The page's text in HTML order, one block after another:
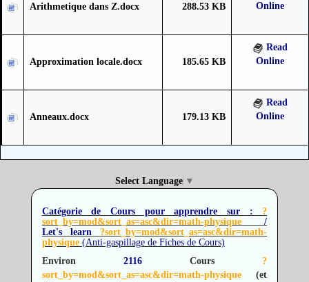
Arithmetique dans Z.docx 288.53 KB
Online
Approximation locale.docx 185.65 KB
Read
Online
Anneaux.docx 179.13 KB
Read
Online
Select Language ▼
Catégorie de Cours pour apprendre sur :?
sort_by=mod&sort_as=asc&dir=math-physique/
Let's learn?sort_by=mod&sort_as=asc&dir=math-
physique(Anti-gaspillage de Fiches de Cours)
Environ 2116Cours?
sort_by=mod&sort_as=asc&dir=math-physique(et